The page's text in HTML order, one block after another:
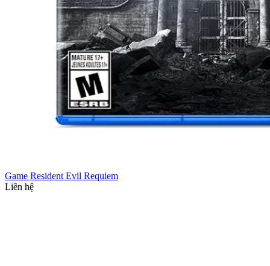
Game Resident Evil Requiem
Liên hệ